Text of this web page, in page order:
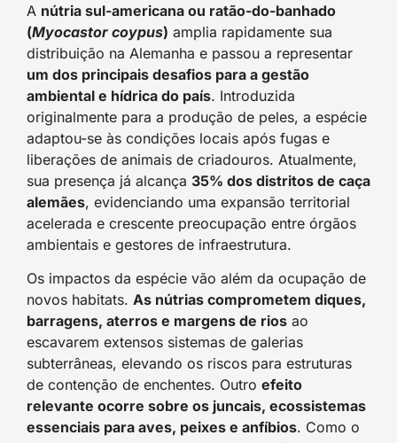
A nútria sul-americana ou ratão-do-banhado
(Myocastor coypus) amplia rapidamente sua
distribuição na Alemanha e passou a representar
um dos principais desafios para a gestão
ambiental e hídrica do país. Introduzida
originalmente para a produção de peles, a espécie
adaptou-se às condições locais após fugas e
liberações de animais de criadouros. Atualmente,
sua presença já alcança 35% dos distritos de caça
alemães, evidenciando uma expansão territorial
acelerada e crescente preocupação entre órgãos
ambientais e gestores de infraestrutura.
Os impactos da espécie vão além da ocupação de
novos habitats. As nútrias comprometem diques,
barragens, aterros e margens de rios ao
escavarem extensos sistemas de galerias
subterrâneas, elevando os riscos para estruturas
de contenção de enchentes. Outro efeito
relevante ocorre sobre os juncais, ecossistemas
essenciais para aves, peixes e anfíbios. Como o